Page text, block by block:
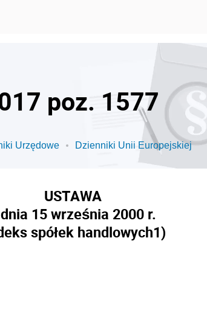
poz. 1577
Urzędowe Dzienniki Unii Europejskiej
USTAWA
15 września 2000 r.
spółek handlowych1)